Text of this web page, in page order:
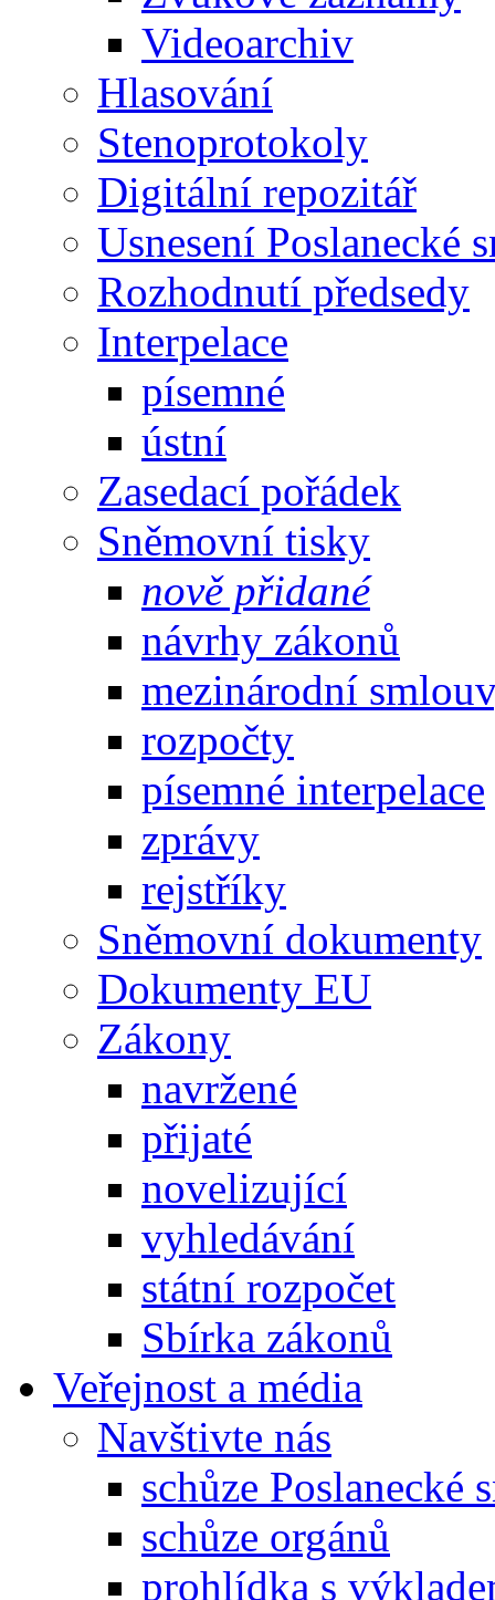
Videoarchiv
Hlasování
Stenoprotokoly
Digitální repozitář
Usnesení Poslanecké
Rozhodnutí předsedy
Interpelace
písemné
ústní
Zasedací pořádek
Sněmovní tisky
nově přidané
návrhy zákonů
mezinárodní
rozpočty
písemné interpelace
zprávy
rejstříky
Sněmovní dokumenty
Dokumenty EU
Zákony
navržené
přijaté
novelizující
vyhledávání
státní rozpočet
Sbírka zákonů
Veřejnost a média
Navštivte nás
schůze Poslanecké
schůze orgánů
prohlídka s